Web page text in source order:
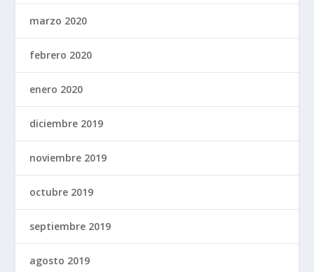
marzo 2020
febrero 2020
enero 2020
diciembre 2019
noviembre 2019
octubre 2019
septiembre 2019
agosto 2019